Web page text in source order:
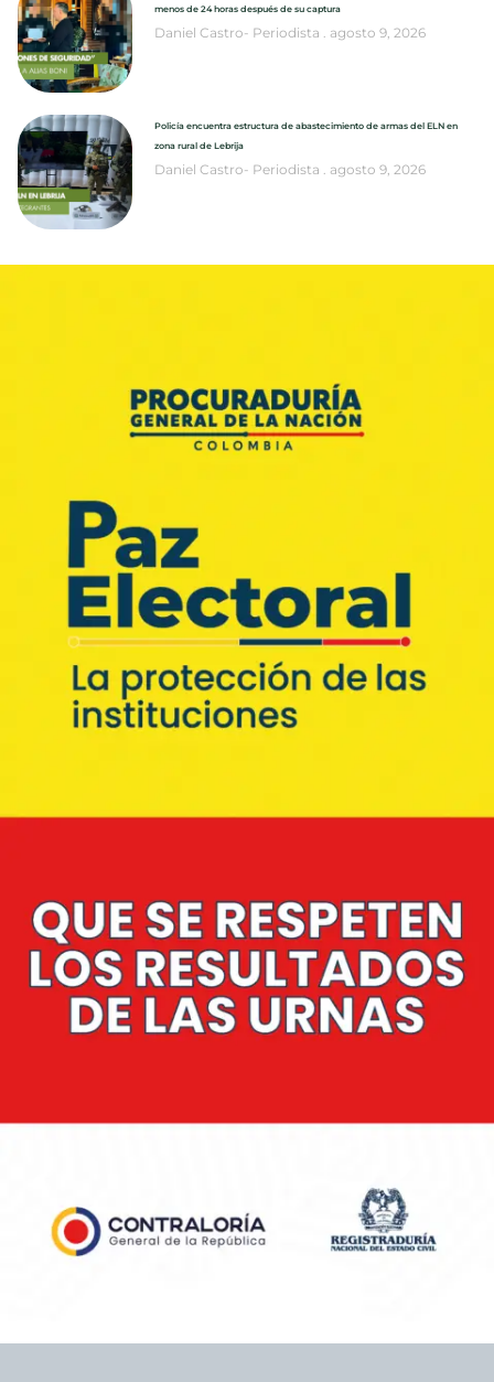
menos de 24 horas después de su captura
Daniel Castro- Periodista agosto 9, 2026
Policía encuentra estructura de abastecimiento de armas del ELN en
zona rural de Lebrija
Daniel Castro- Periodista agosto 9, 2026